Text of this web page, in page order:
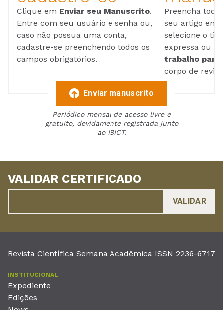
Clique em Enviar seu Manuscrito.
Entre com seu usuário e senha ou,
caso não possua uma conta,
cadastre-se preenchendo todos os
campos obrigatórios.
Preencha
seu artigo em
selecione o
expressa ou
trabalho para
corpo de
Enviar manuscrito
Periódico mensal de acesso livre e
gratuito, devidamente registrada junto
ao IBICT.
VALIDAR CERTIFICADO
Revista Científica Semana Acadêmica ISSN 2236-6717
INSTITUCIONAL
Expediente
Edições